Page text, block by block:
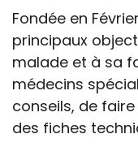
passe pas
diagnostic en
Cette
chacun, dans
particulier,
compte la
Fondée en
principaux
malade et à sa
médecins
conseils, de
des fiches